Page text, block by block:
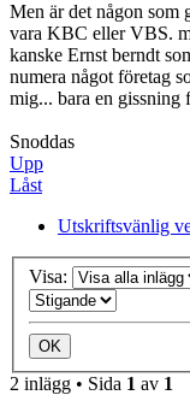
Men är det någon som
vara KBC eller VBS.
kanske Ernst berndt
numera något företag
mig... bara en gissning
Snoddas
Upp
Låst
Utskriftsvänlig
Visa:
2 inlägg • Sida 1 av 1